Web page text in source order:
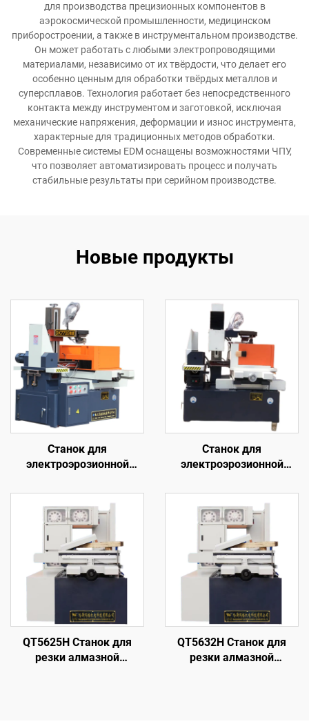
для производства прецизионных компонентов в
аэрокосмической промышленности, медицинском
приборостроении, а также в инструментальном производстве.
Он может работать с любыми электропроводящими
материалами, независимо от их твёрдости, что делает его
особенно ценным для обработки твёрдых металлов и
суперсплавов. Технология работает без непосредственного
контакта между инструментом и заготовкой, исключая
механические напряжения, деформации и износ инструмента,
характерные для традиционных методов обработки.
Современные системы EDM оснащены возможностями ЧПУ,
что позволяет автоматизировать процесс и получать
стабильные результаты при серийном производстве.
Новые продукты
Станок для
электроэрозионной
электродом
однопроходного реза
DK7735
Станок для
электроэрозионной
электродом
однопроходного реза
DK7745
QT5625H Станок для
резки алмазной
QT5632H Станок для
резки алмазной